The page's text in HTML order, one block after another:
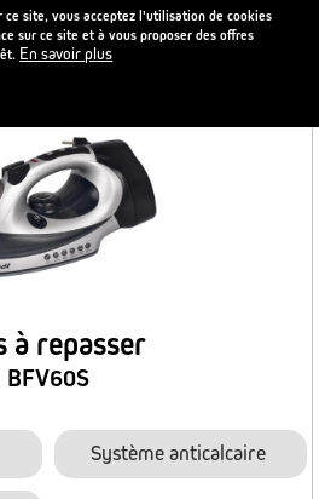
site, vous acceptez l'utilisation de cookies
sur ce site et à vous proposer des offres
En savoir plus
à repasser
BFV60S
Système anticalcaire